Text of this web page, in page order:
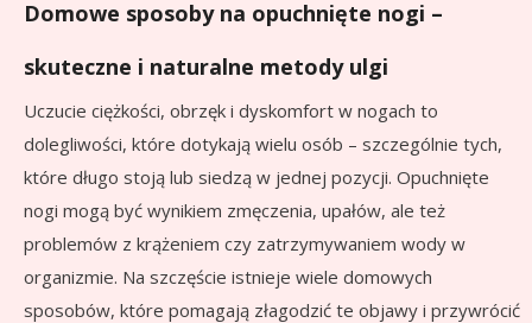
Domowe sposoby na opuchnięte nogi –
skuteczne i naturalne metody ulgi
Uczucie ciężkości, obrzęk i dyskomfort w nogach to
dolegliwości, które dotykają wielu osób – szczególnie tych,
które długo stoją lub siedzą w jednej pozycji. Opuchnięte
nogi mogą być wynikiem zmęczenia, upałów, ale też
problemów z krążeniem czy zatrzymywaniem wody w
organizmie. Na szczęście istnieje wiele domowych
sposobów, które pomagają złagodzić te objawy i przywrócić